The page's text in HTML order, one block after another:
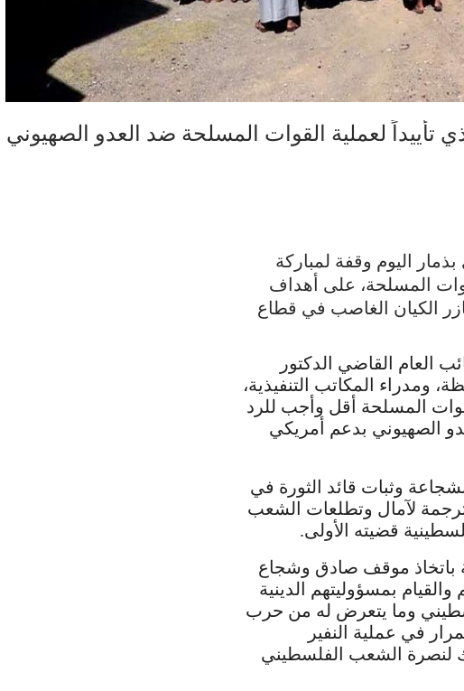
تأييداً لعملية القوات المسلحة ضد العدو الصهيوني
اليوم وقفة لمباركة
المسلحة، على أهداف
الكيان الغاصب في قطاع
العام القاضي الدكتور
ومدراء المكاتب التنفيذية،
المسلحة أقل وأجب للرد
الصهيوني بدعم أمريكي
وثبات قائد الثورة في
ترجمة لآمال وتطلعات الشعب
قضيته الأولى.
باتخاذ موقف صادق وشجاع
بمسؤوليتهم الدينية
وما يتعرض له من حرب
في عملية النفير
لنصرة الشعب الفلسطيني